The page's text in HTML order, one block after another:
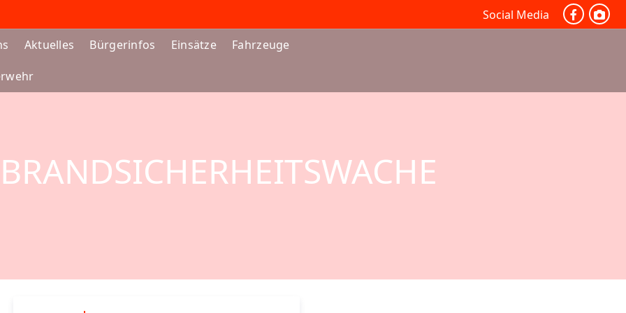
Social Media
Aktuelles Bürgerinfos Einsätze Fahrzeuge